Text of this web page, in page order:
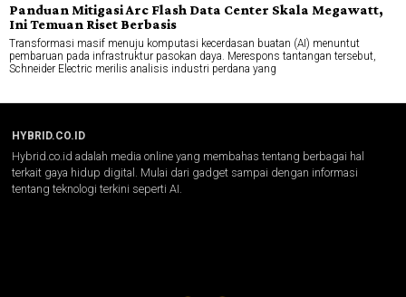
Panduan Mitigasi Arc Flash Data Center Skala Megawatt,
Ini Temuan Riset Berbasis
Transformasi masif menuju komputasi kecerdasan buatan (AI) menuntut
pembaruan pada infrastruktur pasokan daya. Merespons tantangan tersebut,
Schneider Electric merilis analisis industri perdana yang
HYBRID.CO.ID
Hybrid.co.id adalah media online yang membahas tentang berbagai hal
terkait gaya hidup digital. Mulai dari gadget sampai dengan informasi
tentang teknologi terkini seperti AI.